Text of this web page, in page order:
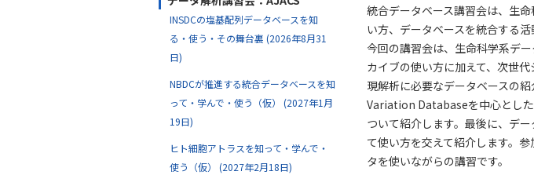
統合データベース講習会は、生
い方、データベースを統合する活
今回の講習会は、生命科学系デ
カイブの使い方に加えて、次世
現解析に必要なデータベースの
Variation Databaseを中心とし
ついて紹介します。最後に、デ
て使い方を交えて紹介します。
タを使いながらの講習です。
INSDCの塩基配列データベースを知
る・使う・その舞台裏 (2026年8月31
日)
NBDCが推進する統合データベースを知
って・学んで・使う（仮） (2027年1月
19日)
ヒト細胞アトラスを知って・学んで・
使う（仮） (2027年2月18日)